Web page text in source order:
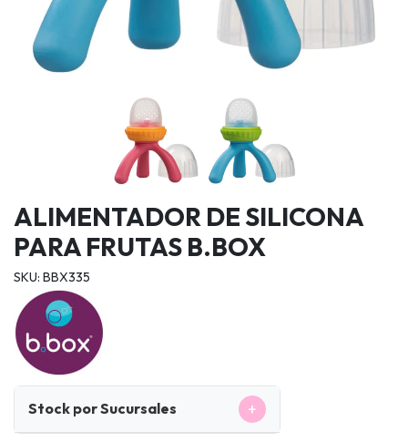
ALIMENTADOR DE SILICONA
PARA FRUTAS B.BOX
SKU: BBX335
Stock por Sucursales +